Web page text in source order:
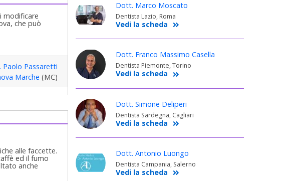
modificare
che può
Paolo Passaretti
Marche (MC)
alle faccette.
ed il fumo
anche
Dott. Marco Moscato
Dentista Lazio, Roma
Vedi la scheda
Dott. Franco Massimo Casella
Dentista Piemonte, Torino
Vedi la scheda
Dott. Simone Deliperi
Dentista Sardegna, Cagliari
Vedi la scheda
Dott. Antonio Luongo
Dentista Campania, Salerno
Vedi la scheda